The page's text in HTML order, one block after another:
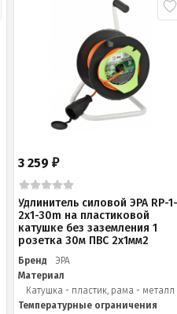
3 259₽
Удлинитель силовой ЭРА RP-
2x1-30m на пластиковой
катушке без заземления 1
розетка 30м ПВС 2x1мм2
Бренд
ЭРА
Материал
Катушка - пластик, рама - металл
Температурные ограничения